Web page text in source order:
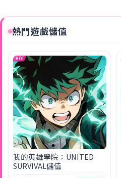
熱門遊戲儲值
HOT
我的英雄學院：UNITED
SURVIVAL儲值